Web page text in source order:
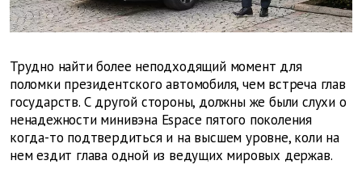
Трудно найти более неподходящий момент для
поломки президентского автомобиля, чем встреча глав
государств. С другой стороны, должны же были слухи о
ненадежности минивэна Espace пятого поколения
когда-то подтвердиться и на высшем уровне, коли на
нем ездит глава одной из ведущих мировых держав.